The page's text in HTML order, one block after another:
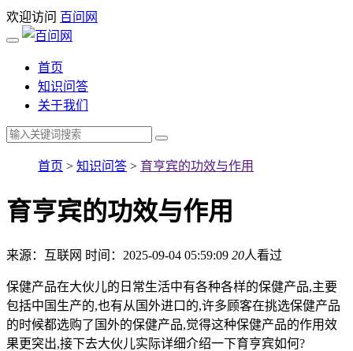
欢迎访问 百问网
首页
知识问答
关于我们
首页 > 知识问答 > 育亨宾的功效与作用
育亨宾的功效与作用
来源：互联网 时间：2025-09-04 05:59:09 20人看过
保健产品在大伙儿的日常生活中有各种各样的保健产品,主要
包括中国生产的,也有从国外进口的,许多顾客在挑选保健产品
的时候都选购了国外的保健产品,觉得这种保健产品的作用效
果更突出,接下去大伙儿实际详细介绍一下育亨宾如何?